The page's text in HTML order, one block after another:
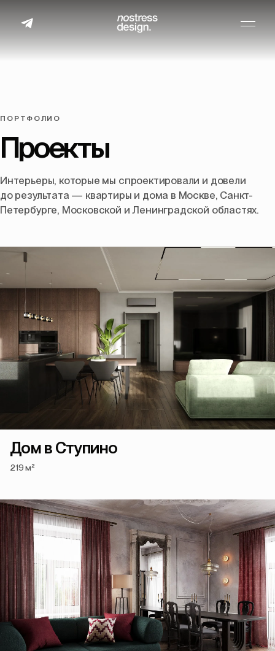
ПОРТФОЛИО
Проекты
Интерьеры, которые мы спроектировали и довели
до результата — квартиры и дома в Москве, Санкт-
Петербурге, Московской и Ленинградской областях.
Дом в Ступино
219 м²